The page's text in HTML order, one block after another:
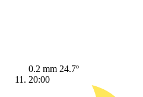
0.2 mm 24.7º
20:00